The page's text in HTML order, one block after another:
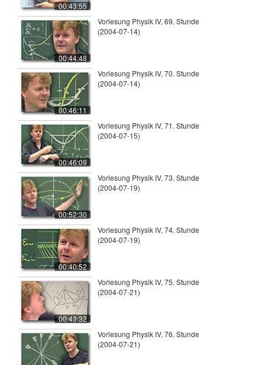
00:43:55
00:44:48
Vorlesung Physik IV, 69. Stunde
(2004-07-14)
00:46:11
Vorlesung Physik IV, 70. Stunde
(2004-07-14)
00:46:09
Vorlesung Physik IV, 71. Stunde
(2004-07-15)
00:52:30
Vorlesung Physik IV, 73. Stunde
(2004-07-19)
00:40:52
Vorlesung Physik IV, 74. Stunde
(2004-07-19)
00:43:32
Vorlesung Physik IV, 75. Stunde
(2004-07-21)
Vorlesung Physik IV, 76. Stunde
(2004-07-21)